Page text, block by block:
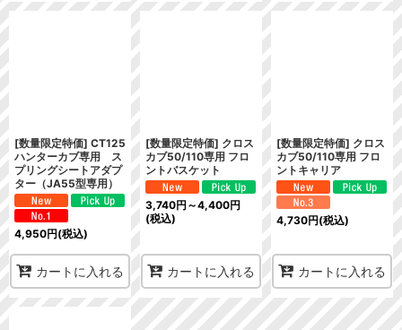
[数量限定特価] CT125
ハンターカブ専用 ス
プリングシートアダプ
ター（JA55型専用）
4,950円(税込)
カートに入れる
[数量限定特価] クロス
カブ50/110専用 フロ
ントバスケット
3,740円 ～4,400円
(税込)
カートに入れる
[数量限定特価] クロス
カブ50/110専用 フロ
ントキャリア
4,730円(税込)
カートに入れる